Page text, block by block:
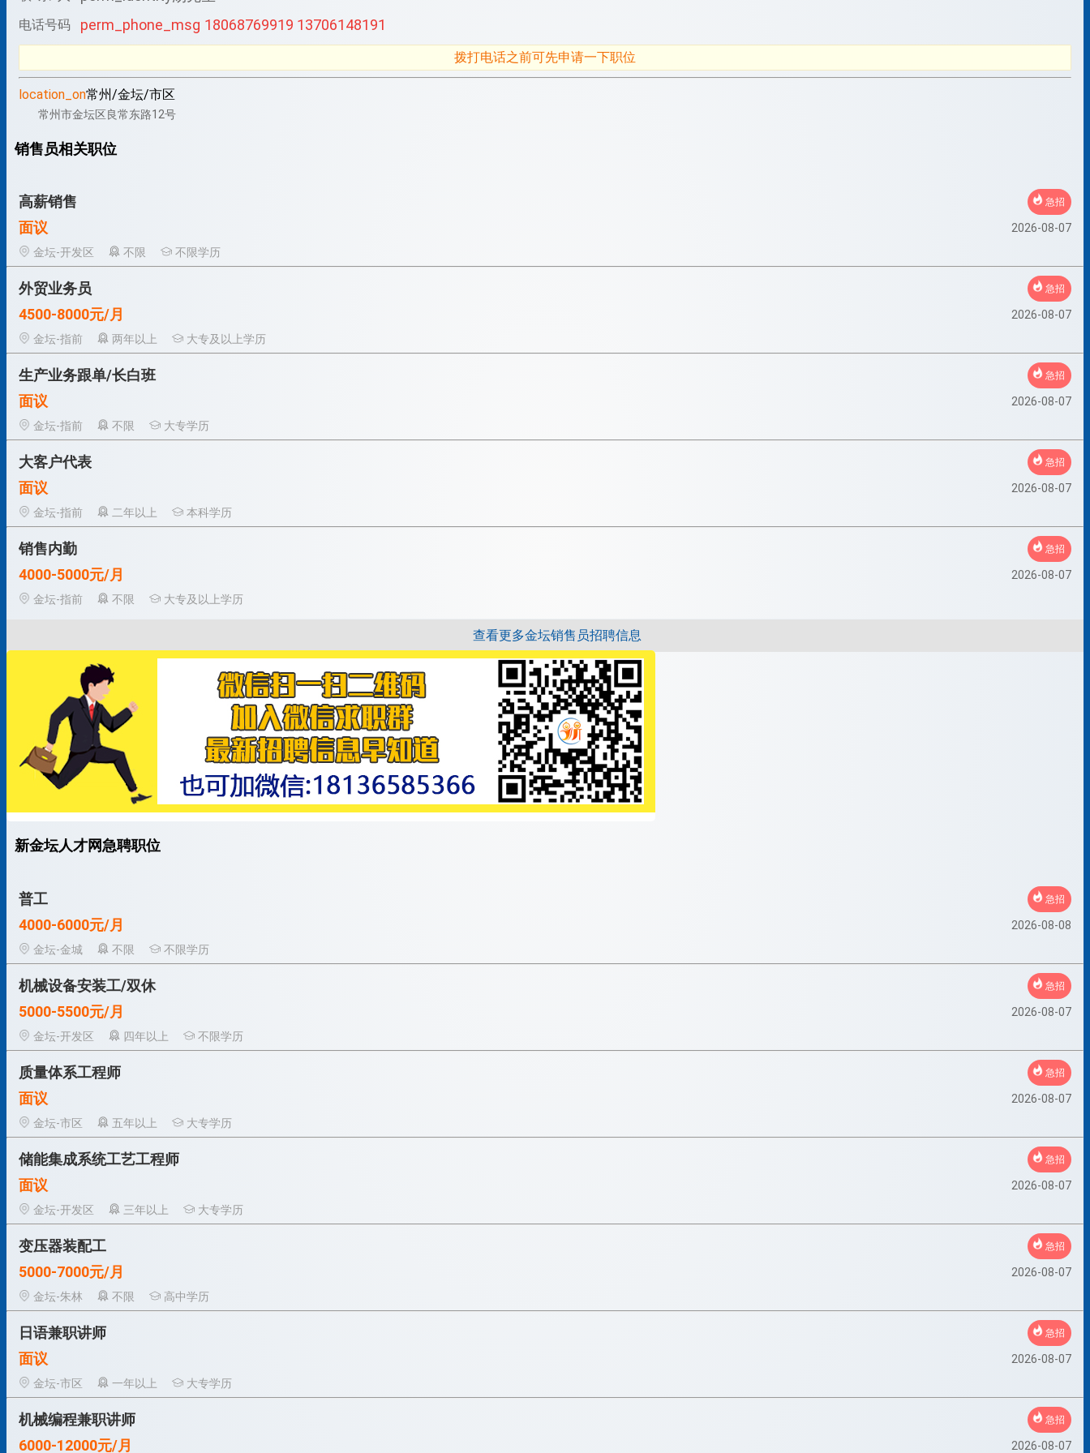
电话号码 perm_phone_msg 18068769919 13706148191
拨打电话之前可先申请一下职位
location_on常州/金坛/市区
常州市金坛区良常东路12号
销售员相关职位
高薪销售 急招
面议
2026-08-07
金坛-开发区
不限 不限学历
外贸业务员 急招
4500-8000元/月
2026-08-07
金坛-指前
两年以上 大专及以上学历
生产业务跟单/长白班 急招
面议
2026-08-07
金坛-指前
不限 大专学历
大客户代表 急招
面议
2026-08-07
金坛-指前
二年以上 本科学历
销售内勤 急招
4000-5000元/月
2026-08-07
金坛-指前
不限 大专及以上学历
查看更多金坛销售员招聘信息
新金坛人才网急聘职位
普工 急招
4000-6000元/月
2026-08-08
金坛-金城
不限 不限学历
机械设备安装工/双休 急招
5000-5500元/月
2026-08-07
金坛-开发区
四年以上 不限学历
质量体系工程师 急招
面议
2026-08-07
金坛-市区
五年以上 大专学历
储能集成系统工艺工程师 急招
面议
2026-08-07
金坛-开发区
三年以上 大专学历
变压器装配工 急招
5000-7000元/月
2026-08-07
金坛-朱林
不限 高中学历
日语兼职讲师 急招
面议
2026-08-07
金坛-市区
一年以上 大专学历
机械编程兼职讲师 急招
6000-12000元/月 2026-08-07